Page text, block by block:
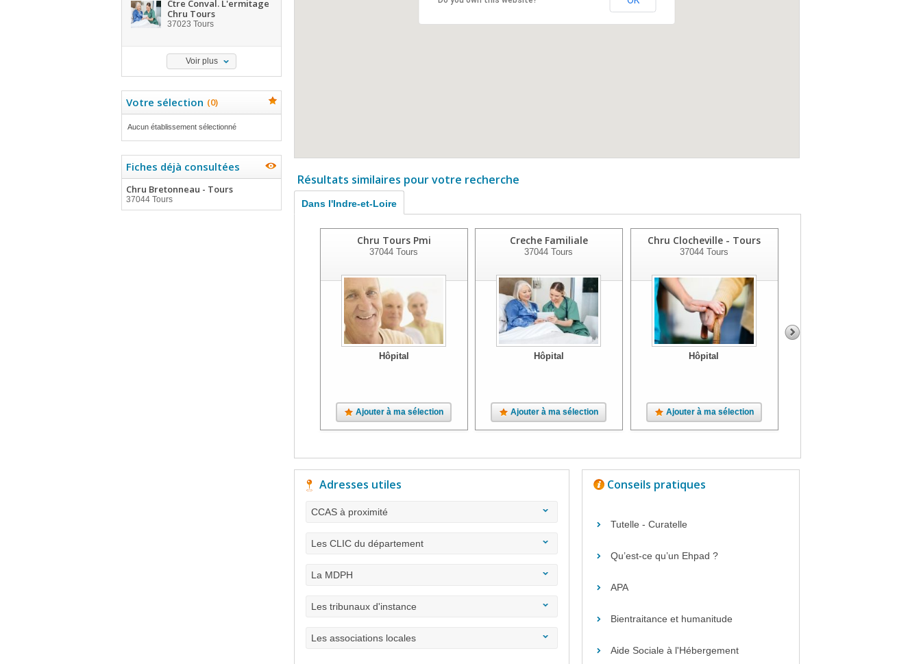
Ctre Conval. L'ermitage
Chru Tours
37023 Tours
Voir plus
Votre sélection (0)
Aucun établissement sélectionné
Fiches déjà consultées
Chru Bretonneau - Tours
37044 Tours
Résultats similaires pour votre recherche
Dans l'Indre-et-Loire
Chru Tours Pmi
37044 Tours
Hôpital
Ajouter à ma sélection
Creche Familiale
37044 Tours
Hôpital
Ajouter à ma sélection
Chru Clocheville - Tours
37044Tours
Hôpital
Ajouter à ma sélection
Adresses utiles
CCAS à proximité
Les CLIC du département
La MDPH
Les tribunaux d'instance
Les associations locales
Conseils pratiques
Tutelle - Curatelle
Qu’est-ce qu’un Ehpad ?
APA
Bientraitance et humanitude
Aide Sociale à l'Hébergement